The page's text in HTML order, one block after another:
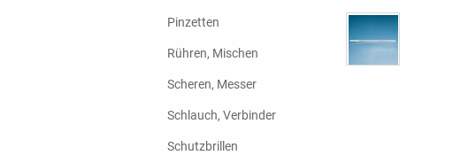
Pinzetten
Rühren, Mischen
Scheren, Messer
Schlauch, Verbinder
Schutzbrillen